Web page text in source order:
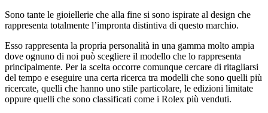
Sono tante le gioiellerie che alla fine si sono ispirate al design che
rappresenta totalmente l’impronta distintiva di questo marchio.
Esso rappresenta la propria personalità in una gamma molto ampia
dove ognuno di noi può scegliere il modello che lo rappresenta
principalmente. Per la scelta occorre comunque cercare di ritagliarsi
del tempo e eseguire una certa ricerca tra modelli che sono quelli più
ricercate, quelli che hanno uno stile particolare, le edizioni limitate
oppure quelli che sono classificati come i Rolex più venduti.